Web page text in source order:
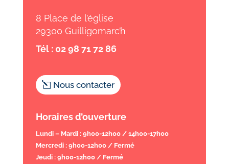
8 Place de l’église
29300 Guilligomarc’h
Tél : 02 98 71 72 86
Nous contacter
Horaires d’ouverture
Lundi – Mardi : 9h00-12h00 / 14h00-17h00
Mercredi : 9h00-12h00 / Fermé
Jeudi : 9h00-12h00 / Fermé